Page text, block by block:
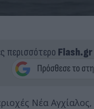
περισσότερο Flash.gr
Νέα